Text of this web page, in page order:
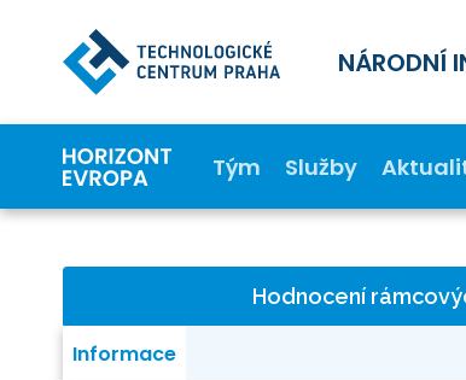
NÁRODNÍ
Tým Služby
Hodnocení
Informace